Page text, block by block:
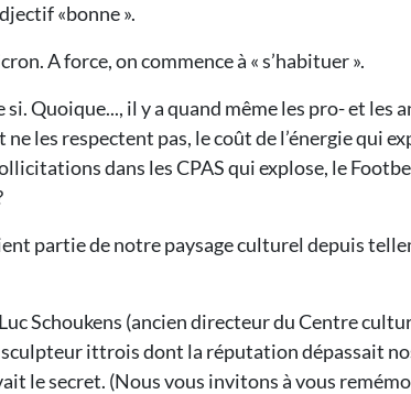
«bonne ».
A force, on commence à « s’habituer ».
si. Quoique..., il y a quand même les pro- et les
les respectent pas, le coût de l’énergie qui
dans les CPAS qui explose, le
partie de notre paysage culturel depuis
Schoukens (ancien directeur du Centre
ittrois dont la réputation dépassait
le secret. (Nous vous invitons à vous